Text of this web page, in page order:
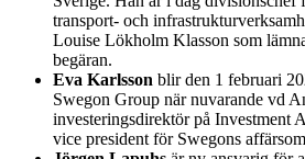
transport- och
Louise Lökholm Klasson som
begäran.
Eva Karlsson blir den 1 februari
Swegon Group när nuvarande vd
investeringsdirektör på Investment
vice president för Swegons